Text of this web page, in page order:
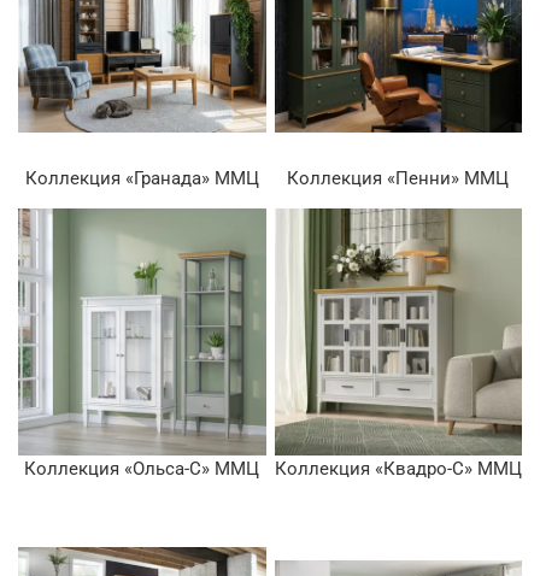
Коллекция «Гранада» ММЦ Коллекция «Пенни» ММЦ
Коллекция «Ольса-С» ММЦ Коллекция «Квадро-С» ММЦ